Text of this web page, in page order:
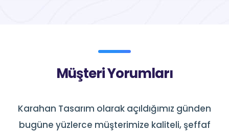
Müşteri Yorumları
Karahan Tasarım olarak açıldığımız günden
bugüne yüzlerce müşterimize kaliteli, şeffaf